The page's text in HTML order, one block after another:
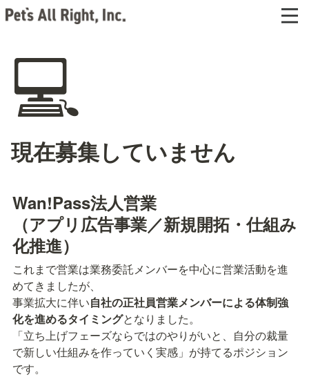
💻
現在募集していません
（アプリ広告事業／新規開拓・仕組み
化推進）
これまで営業は業務委託メンバーを中心に営業活動を進
めてきましたが、
事業拡大に伴い自社の正社員営業メンバーによる体制強
化を進めるタイミングとなりました。
「立ち上げフェーズならではのやりがいと、自分の裁量
で新しい仕組みを作っていく実感」が持てるポジション
です。